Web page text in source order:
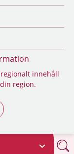
innehåll
region.